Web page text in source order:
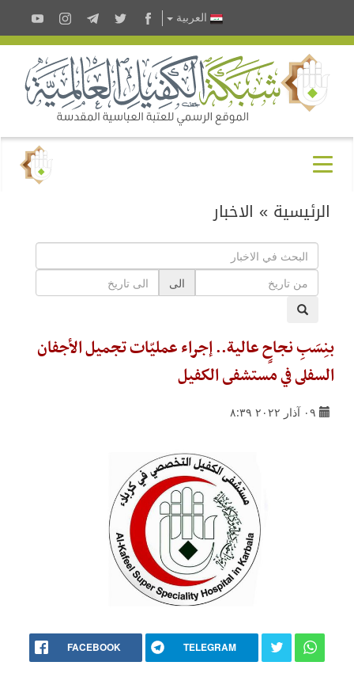
العربية
الرئيسية » الاخبار
الى
بنِسَبِ نجاحٍ عالية.. إجراء عمليّات تجميل الأجفان
السفلى في مستشفى الكفيل
٠٩ آذار ٢٠٢٢ ٨:٣٩
FACEBOOK TELEGRAM